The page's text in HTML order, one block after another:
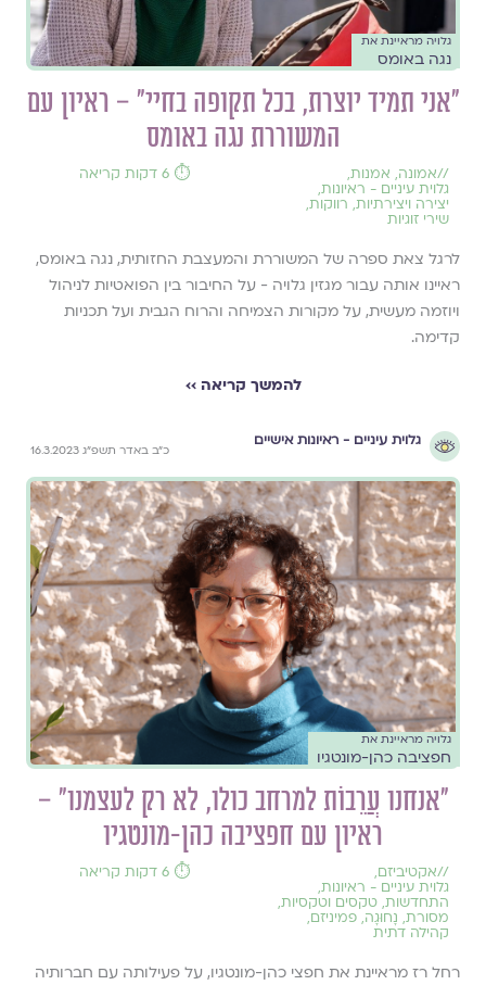
גלויה מראיינת את
נגה באומס
״אני תמיד יוצרת, בכל תקופה בחיי״ – ראיון עם
המשוררת נגה באומס
//אמונה, אמנות,
גלוית עיניים - ראיונות,
יצירה ויצירתיות, רווקות,
שירי זוגיות
⏱️ 6 דקות קריאה
לרגל צאת ספרה של המשוררת והמעצבת החזותית, נגה באומס,
ראיינו אותה עבור מגזין גלויה - על החיבור בין הפואטיות לניהול
ויוזמה מעשית, על מקורות הצמיחה והרוח הגבית ועל תכניות
קדימה.
להמשך קריאה ››
גלוית עיניים - ראיונות אישיים
כ״ב באדר תשפ״ג 16.3.2023
גלויה מראיינת את
חפציבה כהן-מונטגיו
״אנחנו עֲרֵבוֹת למרחב כולו, לא רק לעצמנו״ –
ראיון עם חפציבה כהן-מונטגיו
//אקטיביזם,
גלוית עיניים - ראיונות,
התחדשות, טקסים וטקסיות,
מסורת, נָחוּגָה, פמיניזם,
קהילה דתית
⏱️ 6 דקות קריאה
רחל רז מראיינת את חפצי כהן-מונטגיו, על פעילותה עם חברותיה